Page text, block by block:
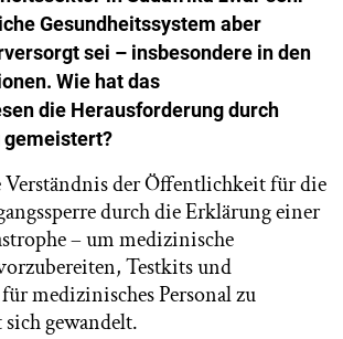
Gesundheitssystem aber
sei – insbesondere in den
Wie hat das
die Herausforderung durch
gemeistert?
Verständnis der Öffentlichkeit für die
durch die Erklärung einer
– um medizinische
Testkits und
medizinisches Personal zu
sich gewandelt.